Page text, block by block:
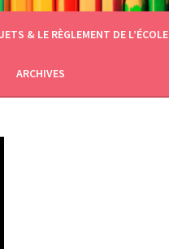
& LE RÈGLEMENT DE L’ÉCOLE
ARCHIVES